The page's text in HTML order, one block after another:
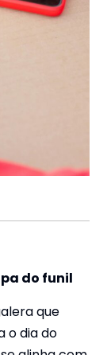
do funil
que
o dia do